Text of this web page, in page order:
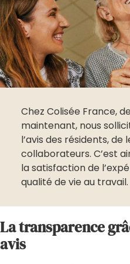
Chez Colisée France,
maintenant, nous
l’avis des résidents,
collaborateurs. C’est
la satisfaction de
qualité de vie au travail.
La transparence
avis